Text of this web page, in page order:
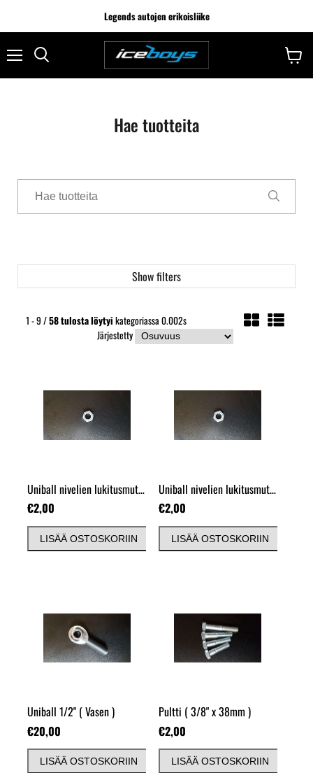
Legends autojen erikoisliike
Hae tuotteita
Show filters
1 - 9 /58tulosta löytyi kategoriassa 0.002s
Järjestetty
Uniball nivelien lukitusmutteri 1/2"
( Vasen )
€2,00
LISÄÄ OSTOSKORIIN
Uniball nivelien lukitusmutteri 1/2"
€2,00
LISÄÄ OSTOSKORIIN
Uniball 1/2" ( Vasen )
€20,00
LISÄÄ OSTOSKORIIN
Pultti ( 3/8" x 38mm )
€2,00
LISÄÄ OSTOSKORIIN